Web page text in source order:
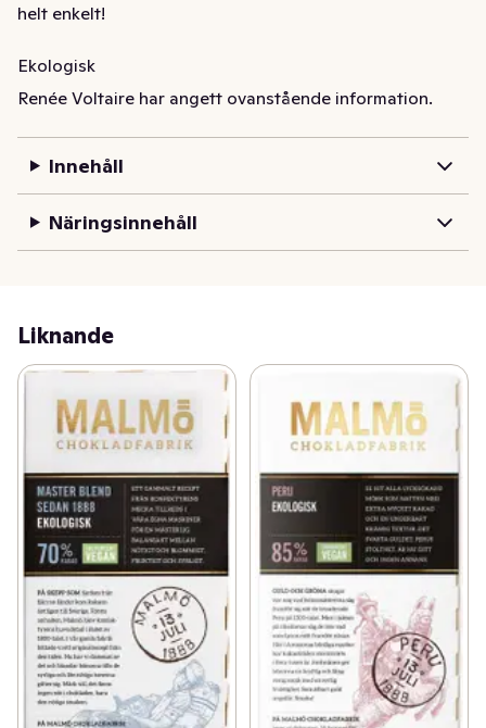
helt enkelt!
Ekologisk
Vegan
Sötad med kokossocker
Renée Voltaire har angett ovanstående information.
Innehåll
Näringsinnehåll
Liknande